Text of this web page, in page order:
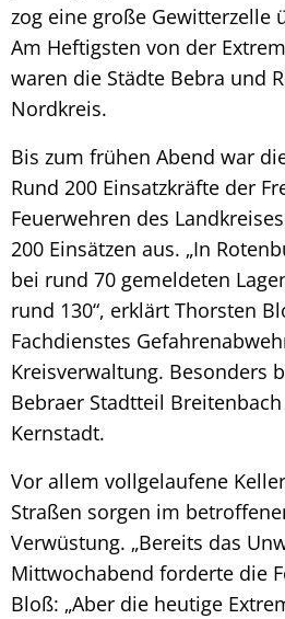
zog eine große Gewitterzelle
Am Heftigsten von der
waren die Städte Bebra und
Nordkreis.
Bis zum frühen Abend war
Rund 200 Einsatzkräfte der
Feuerwehren des
200 Einsätzen aus. „In
bei rund 70 gemeldeten
rund 130“, erklärt Thorsten
Fachdienstes
Kreisverwaltung. Besonders
Bebraer Stadtteil
Kernstadt.
Vor allem vollgelaufene
Straßen sorgen im
Verwüstung. „Bereits das
Mittwochabend forderte die
Bloß: „Aber die heutige